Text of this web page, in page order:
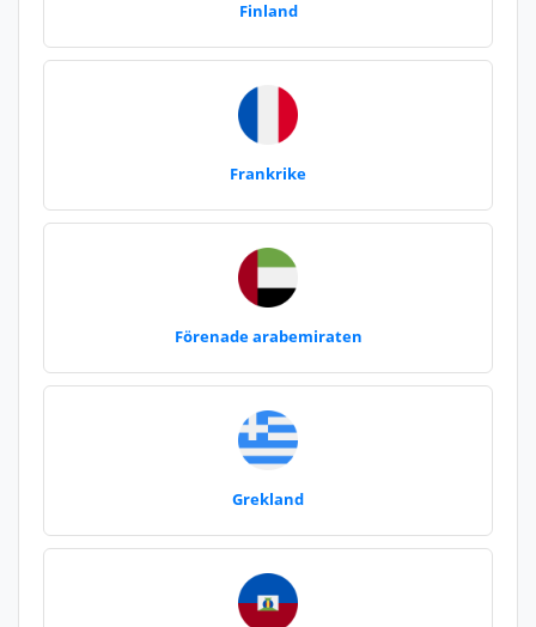
Finland
Frankrike
Förenade arabemiraten
Grekland